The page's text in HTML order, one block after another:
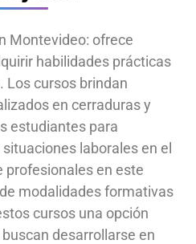
Montevideo: ofrece
habilidades prácticas
Los cursos brindan
en cerraduras y
estudiantes para
laborales en el
profesionales en este
modalidades formativas
cursos una opción
desarrollarse en